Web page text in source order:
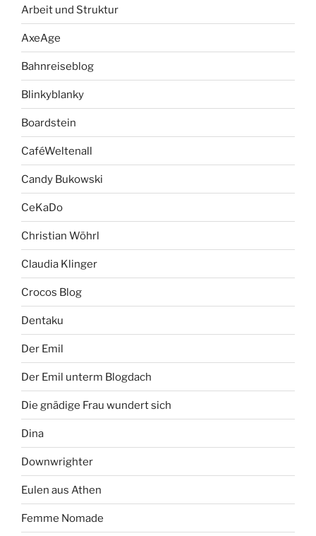
Arbeit und Struktur
AxeAge
Bahnreiseblog
Blinkyblanky
Boardstein
CaféWeltenall
Candy Bukowski
CeKaDo
Christian Wöhrl
Claudia Klinger
Crocos Blog
Dentaku
Der Emil
Der Emil unterm Blogdach
Die gnädige Frau wundert sich
Dina
Downwrighter
Eulen aus Athen
Femme Nomade